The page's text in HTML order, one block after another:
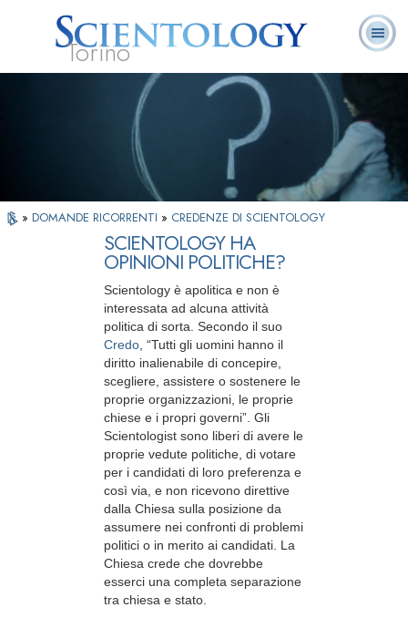
Torino
Che cos’è
Scientology?
Ministri
Volontari
Domande
ricorrenti
» DOMANDE RICORRENTI » CREDENZE DI SCIENTOLOGY
SCIENTOLOGY HA
OPINIONI POLITICHE?
Scientology è apolitica e non è
interessata ad alcuna attività
politica di sorta. Secondo il suo
Credo , “Tutti gli uomini hanno il
diritto inalienabile di concepire,
scegliere, assistere o sostenere le
proprie organizzazioni, le proprie
chiese e i propri governi”. Gli
Scientologist sono liberi di avere le
proprie vedute politiche, di votare
per i candidati di loro preferenza e
così via, e non ricevono direttive
dalla Chiesa sulla posizione da
assumere nei confronti di problemi
politici o in merito ai candidati. La
Chiesa crede che dovrebbe
esserci una completa separazione
tra chiesa e stato.